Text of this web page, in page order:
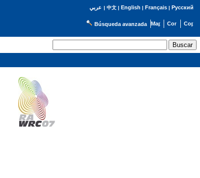
عربي | 中文| English | Français| Русский
Búsqueda avanzada